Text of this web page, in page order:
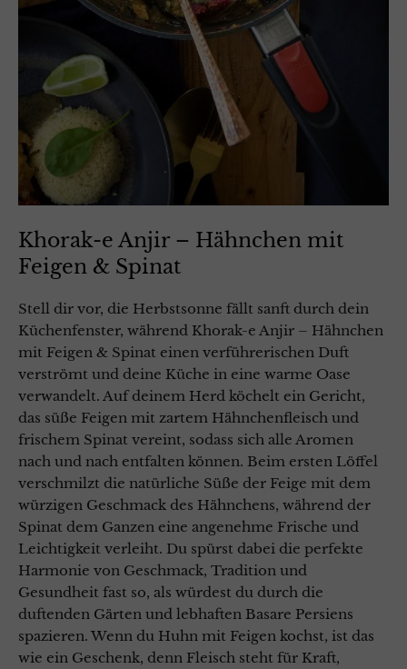
Khorak-e Anjir – Hähnchen mit
Feigen & Spinat
Stell dir vor, die Herbstsonne fällt sanft durch dein
Küchenfenster, während Khorak-e Anjir – Hähnchen
mit Feigen & Spinat einen verführerischen Duft
verströmt und deine Küche in eine warme Oase
verwandelt. Auf deinem Herd köchelt ein Gericht,
das süße Feigen mit zartem Hähnchenfleisch und
frischem Spinat vereint, sodass sich alle Aromen
nach und nach entfalten können. Beim ersten Löffel
verschmilzt die natürliche Süße der Feige mit dem
würzigen Geschmack des Hähnchens, während der
Spinat dem Ganzen eine angenehme Frische und
Leichtigkeit verleiht. Du spürst dabei die perfekte
Harmonie von Geschmack, Tradition und
Gesundheit fast so, als würdest du durch die
duftenden Gärten und lebhaften Basare Persiens
spazieren. Wenn du Huhn mit Feigen kochst, ist das
wie ein Geschenk, denn Fleisch steht für Kraft,